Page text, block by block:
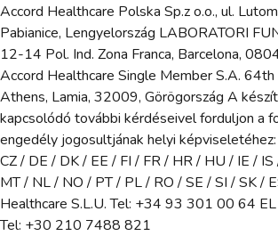
Accord Healthcare Polska Sp.z o.o., ul.
Pabianice, Lengyelország LABORATORI
12-14 Pol. Ind. Zona Franca, Barcelona,
Accord Healthcare Single Member S.A.
Athens, Lamia, 32009, Görögország A
kapcsolódó további kérdéseivel forduljon a
engedély jogosultjának helyi
CZ / DE / DK / EE / FI / FR / HR / HU / IE /
MT / NL / NO / PT / PL / RO / SE / SI / SK /
Healthcare S.L.U. Tel: +34 93 301 00 64
Tel: +30 210 7488 821